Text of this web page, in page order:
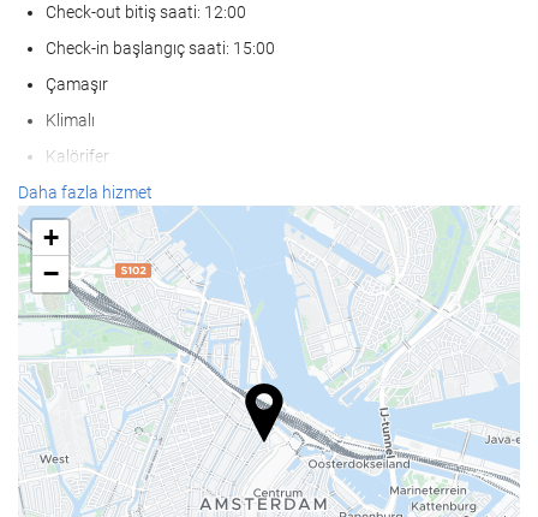
Check-out bitiş saati: 12:00
Check-in başlangıç saati: 15:00
Çamaşır
Klimalı
Kalörifer
Asansör
Hareket ve erişim kısıtlılığı bulunan kişiler
Sigar İçilmeyen Oda
Tesis genelinde sigara içmek yasaktır
Anti-alerjik oda
Ses yalıtımlı odalar
Evcil hayvanlar kabul edilmez
Yiyecek ve içecek
Daha fazla hizmet
+
−